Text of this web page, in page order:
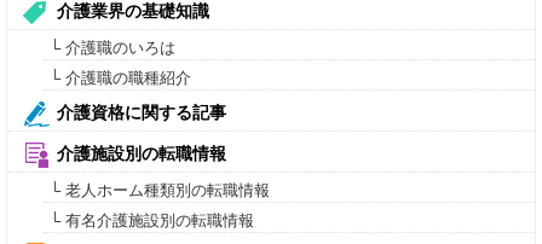
介護業界の基礎知識
└ 介護職のいろは
└ 介護職の職種紹介
介護資格に関する記事
介護施設別の転職情報
└ 老人ホーム種類別の転職情報
└ 有名介護施設別の転職情報